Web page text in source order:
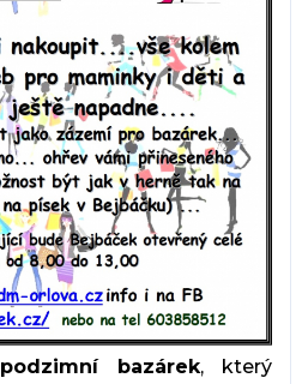
podzimní bazárek, který